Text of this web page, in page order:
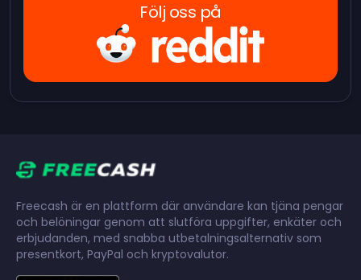
Följ oss på
Freecash är en plattform där användare kan tjäna pengar
och belöningar genom att slutföra uppgifter, enkäter och
erbjudanden, med snabba utbetalningsalternativ som
presentkort, PayPal och kryptovalutor.